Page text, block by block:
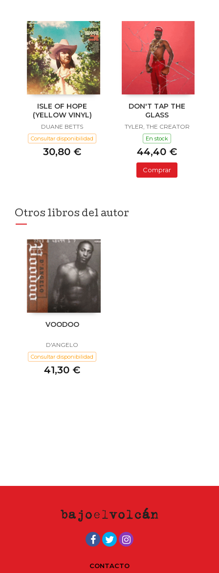
ISLE OF HOPE
(YELLOW VINYL)
DUANE BETTS
Consultar disponibilidad
30,80 €
DON'T TAP THE
GLASS
TYLER, THE CREATOR
En stock
44,40 €
Comprar
Otros libros del autor
VOODOO
D'ANGELO
Consultar disponibilidad
41,30 €
CONTACTO